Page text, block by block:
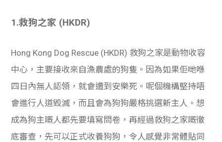
1.救狗之家 (HKDR)
Hong Kong Dog Rescue (HKDR) 救狗之家是動物收容
中心，主要接收來自漁農處的狗隻。因為如果佢哋喺
四日內無人認領，就會遭到安樂死。呢個機構堅持唔
會進行人道毀滅，而且會為狗狗嚴格挑選新主人。想
成為狗主嘅人都先要填寫問卷，再經過救狗之家嘅徹
底審查，先可以正式收養狗狗，令人感覺非常體貼同